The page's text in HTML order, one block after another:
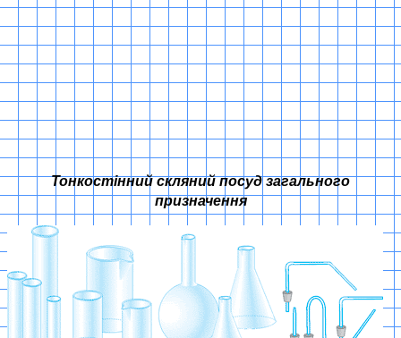
Тонкостінний скляний посуд загального
призначення